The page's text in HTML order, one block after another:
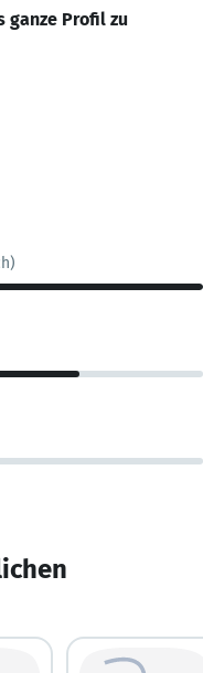
ganze Profil zu